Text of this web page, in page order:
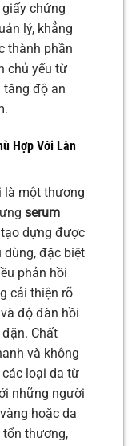
chứng
lý, khẳng
thành phần
chủ yếu từ
tăng độ an
Hợp Với Làn
là một thương
serum
dựng được
đặc biệt
phản hồi
cải thiện rõ
độ đàn hồi
Chất
và không
các loại da từ
những người
hoặc da
thương,